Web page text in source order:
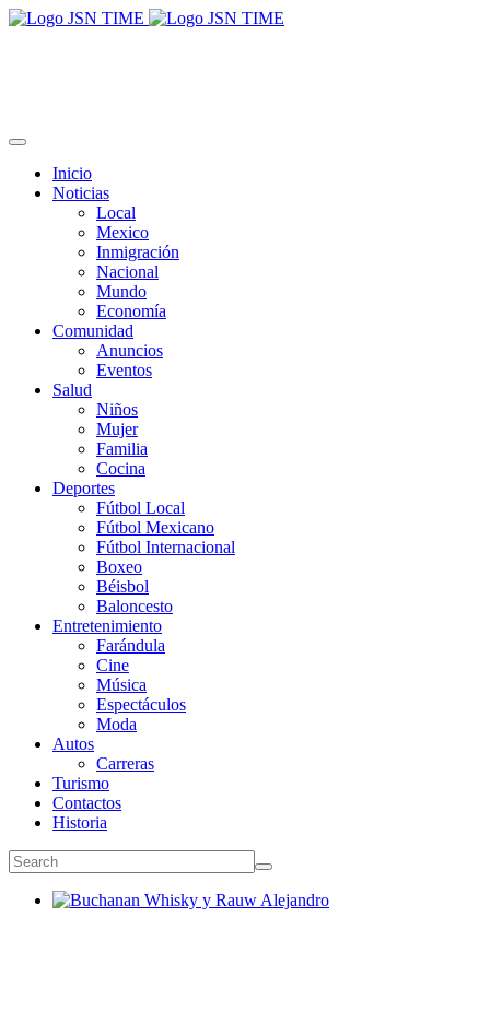
Inicio
Noticias
Local
Mexico
Inmigración
Nacional
Mundo
Economía
Comunidad
Anuncios
Eventos
Salud
Niños
Mujer
Familia
Cocina
Deportes
Fútbol Local
Fútbol Mexicano
Fútbol Internacional
Boxeo
Béisbol
Baloncesto
Entretenimiento
Farándula
Cine
Música
Espectáculos
Moda
Autos
Carreras
Turismo
Contactos
Historia